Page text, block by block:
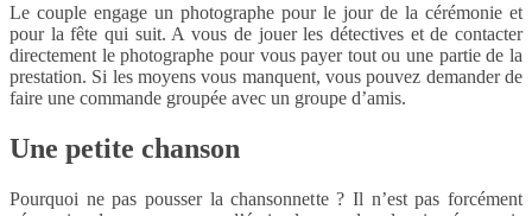
Le couple engage un photographe pour le jour de la cérémonie et
pour la fête qui suit. A vous de jouer les détectives et de contacter
directement le photographe pour vous payer tout ou une partie de la
prestation. Si les moyens vous manquent, vous pouvez demander de
faire une commande groupée avec un groupe d’amis.
Une petite chanson
Pourquoi ne pas pousser la chansonnette ? Il n’est pas forcément